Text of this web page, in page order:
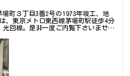
町３丁目3番2号の1973年竣工、地
、東京メトロ東西線茅場町駅徒歩4分
回線。是非一度ご内覧下さいませ！